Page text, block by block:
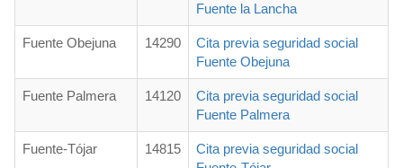
Fuente la Lancha
Fuente Obejuna 14290
Cita previa seguridad social
Fuente Obejuna
Fuente Palmera 14120
Cita previa seguridad social
Fuente Palmera
Fuente-Tójar 14815
Cita previa seguridad social